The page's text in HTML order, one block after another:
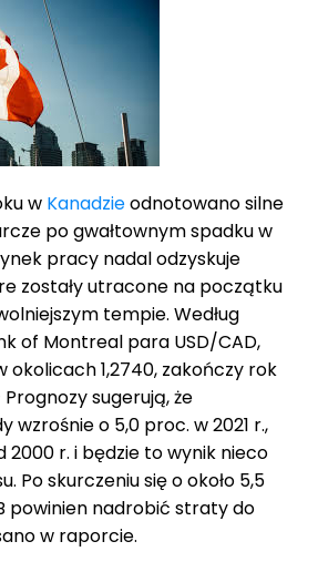
w Kanadzieodnotowano silne
po gwałtownym spadku w
pracy nadal odzyskuje
zostały utracone na początku
tempie. Według
of Montreal para USD/CAD,
okolicach 1,2740, zakończy rok
sugerują, że
wzrośnie o 5,0 proc. w 2021 r.,
2000 r. i będzie to wynik nieco
Po skurczeniu się o około 5,5
powinien nadrobić straty do
w raporcie.